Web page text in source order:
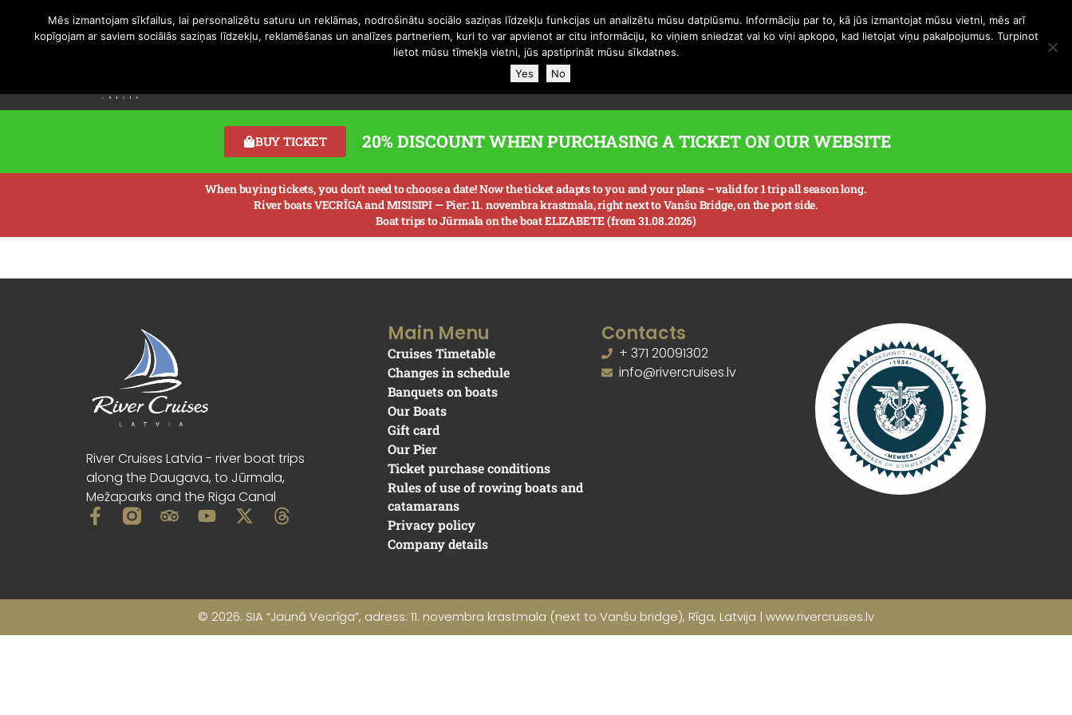
€0.00 0
Changes in schedule Banquets on boats Our Boats Gift card
BUY TICKET 20% DISCOUNT WHEN PURCHASING A TICKET ON OUR WEBSITE
When buying tickets, you don’t need to choose a date! Now the ticket adapts to you and your plans – valid for 1 trip all season long.
River boats VECRĪGA and MISISIPI —Pier: 11. novembra krastmala, right next to Vanšu Bridge, on the port side.
Boat trips to Jūrmala on the boat ELIZABETE (from 31.08.2026)
River Cruises Latvia - river boat trips
along the Daugava, to Jūrmala,
Mežaparks and the Riga Canal
Main Menu
Cruises Timetable
Changes in schedule
Banquets on boats
Our Boats
Gift card
Our Pier
Ticket purchase conditions
Rules of use of rowing boats and
catamarans
Privacy policy
Company details
Contacts
+ 371 20091302
info@rivercruises.lv
© 2026. SIA “Jaunā Vecrīga”, adress: 11. novembra krastmala (next to Vanšu bridge), Rīga, Latvija | www.rivercruises.lv
Mēs izmantojam sīkfailus, lai personalizētu saturu un reklāmas, nodrošinātu sociālo saziņas līdzekļu funkcijas un analizētu mūsu datplūsmu. Informāciju par to, kā jūs izmantojat mūsu vietni, mēs arī
kopīgojam ar saviem sociālās saziņas līdzekļu, reklamēšanas un analīzes partneriem, kuri to var apvienot ar citu informāciju, ko viņiem sniedzat vai ko viņi apkopo, kad lietojat viņu pakalpojumus. Turpinot
lietot mūsu tīmekļa vietni, jūs apstiprināt mūsu sīkdatnes.
Yes
No